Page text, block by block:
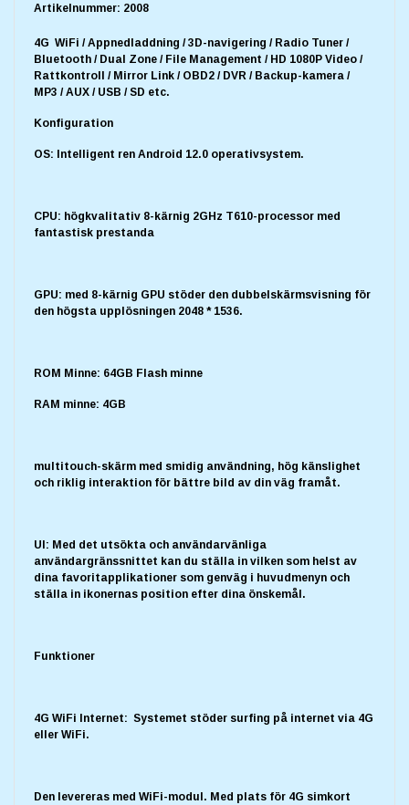
Artikelnummer: 2008
4G WiFi / Appnedladdning / 3D-navigering / Radio Tuner /
Bluetooth / Dual Zone / File Management / HD 1080P Video /
Rattkontroll / Mirror Link / OBD2 / DVR / Backup-kamera /
MP3 / AUX / USB / SD etc.
Konfiguration
OS: Intelligent ren Android 12.0 operativsystem.
CPU: högkvalitativ 8-kärnig 2GHz T610-processor med
fantastisk prestanda
GPU: med 8-kärnig GPU stöder den dubbelskärmsvisning för
den högsta upplösningen 2048 * 1536.
ROM Minne: 64GB Flash minne
RAM minne: 4GB
multitouch-skärm med smidig användning, hög känslighet
och riklig interaktion för bättre bild av din väg framåt.
UI: Med det utsökta och användarvänliga
användargränssnittet kan du ställa in vilken som helst av
dina favoritapplikationer som genväg i huvudmenyn och
ställa in ikonernas position efter dina önskemål.
Funktioner
4G WiFi Internet: Systemet stöder surfing på internet via 4G
eller WiFi.
Den levereras med WiFi-modul. Med plats för 4G simkort